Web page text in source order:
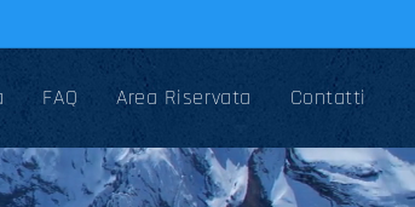
FAQ Area Riservata Contatti